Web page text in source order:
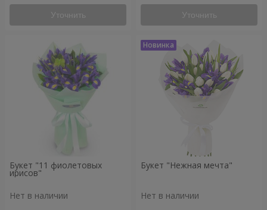
Уточнить Уточнить
Букет "11 фиолетовых
ирисов"
Нет в наличии
Букет "Нежная мечта"
Нет в наличии